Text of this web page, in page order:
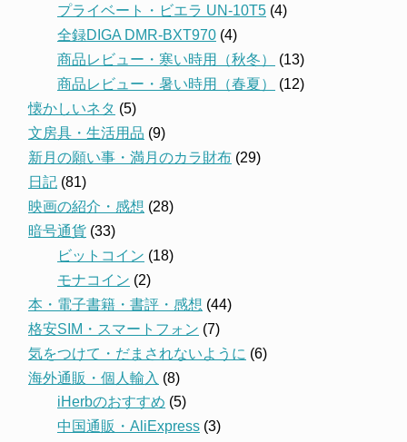
プライベート・ビエラ UN-10T5 (4)
全録DIGA DMR-BXT970 (4)
商品レビュー・寒い時用（秋冬）
(13)
商品レビュー・暑い時用（春夏）
(12)
懐かしいネタ (5)
文房具・生活用品 (9)
新月の願い事・満月のカラ財布 (29)
日記 (81)
映画の紹介・感想 (28)
暗号通貨 (33)
ビットコイン (18)
モナコイン (2)
本・電子書籍・書評・感想 (44)
格安SIM・スマートフォン (7)
気をつけて・だまされないように (6)
海外通販・個人輸入 (8)
iHerbのおすすめ (5)
中国通販・AliExpress (3)